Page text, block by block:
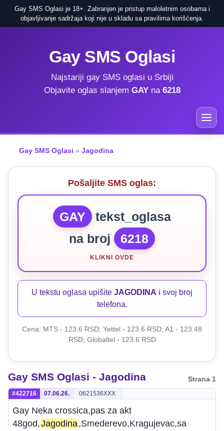
Gay SMS Oglasi je 18+. Zabranjen je pristup maloletnim osobama i
objavljivanje sadržaja koji nije u skladu sa pravilima korišćenja.
Gay SMS Oglasi
Najstariji gay SMS oglasi u Srbiji
Objavite oglas slanjem GAYna 6218
Gay SMS Oglasi » Jagodina
Pošaljite SMS oglas:
GAY
tekst_oglasa
na broj
6218
KLIKNI OVDE
U tekstu oglasa upišite JAGODINA i svoj broj
telefona.
Cena: MTS - 123.6 RSD; Yettel - 123.6 RSD; A1 - 123.48
RSD; Globaltel - 123.6 RSD
Gay SMS Oglasi - Jagodina Strana 1
#422716 07.06.26. 0621536XXX
Gay Neka crossica,pas za akt
48god,Jagodina,Smederevo,Kragujevac,sa